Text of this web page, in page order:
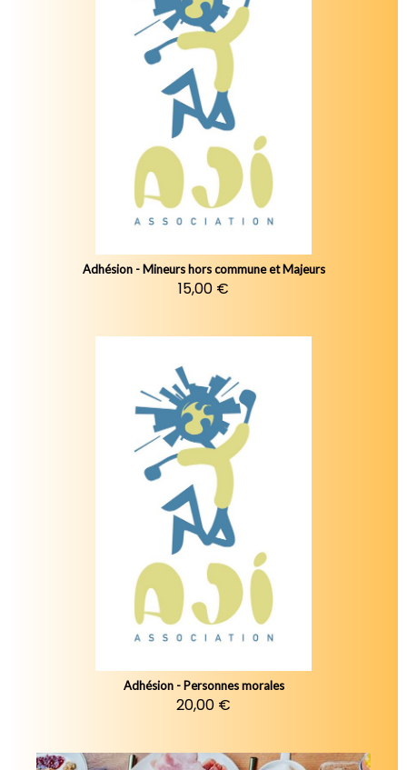
Adhésion - Mineurs hors commune et Majeurs
15,00 €
Adhésion - Personnes morales
20,00 €